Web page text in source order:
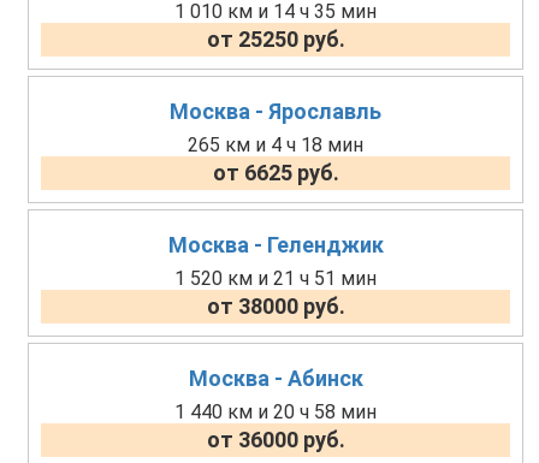
1 010 км и 14 ч 35 мин
от 25250 руб.
Москва - Ярославль
265 км и 4 ч 18 мин
от 6625 руб.
Москва - Геленджик
1 520 км и 21 ч 51 мин
от 38000 руб.
Москва - Абинск
1 440 км и 20 ч 58 мин
от 36000 руб.